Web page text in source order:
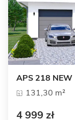
APS 218 NEW
131,30 m²
4 999 zł